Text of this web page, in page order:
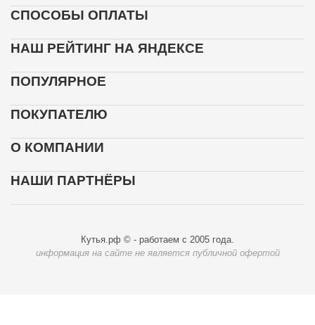
СПОСОБЫ ОПЛАТЫ
НАШ РЕЙТИНГ НА ЯНДЕКСЕ
ПОПУЛЯРНОЕ
ПОКУПАТЕЛЮ
О КОМПАНИИ
НАШИ ПАРТНЁРЫ
Кутья.рф © - работаем с 2005 года.
информация на сайте не является публичной офертой